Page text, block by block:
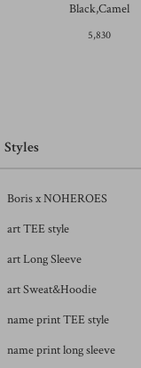
Black,Camel
5,830
Styles
Boris x NOHEROES
art TEE style
art Long Sleeve
art Sweat&Hoodie
name print TEE style
name print long sleeve